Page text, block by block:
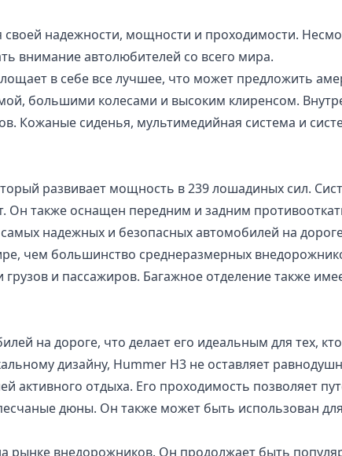
надежности, мощности и проходимости.
внимание автолюбителей со всего мира.
в себе все лучшее, что может предложить
большими колесами и высоким клиренсом.
Кожаные сиденья, мультимедийная система и
развивает мощность в 239 лошадиных сил.
Он также оснащен передним и задним
надежных и безопасных автомобилей на
чем большинство среднеразмерных
и пассажиров. Багажное отделение также
на дороге, что делает его идеальным для тех,
дизайну, Hummer H3 не оставляет
отдыха. Его проходимость позволяет
дюны. Он также может быть использован для
рынке внедорожников. Он продолжает быть